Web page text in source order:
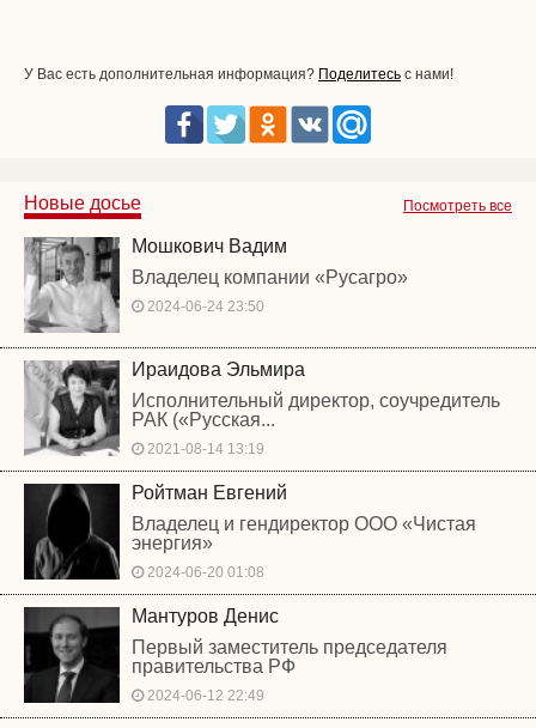
У Вас есть дополнительная информация? Поделитесь с нами!
Посмотреть все
Новые досье
Мошкович Вадим
Владелец компании «Русагро»
2024-06-24 23:50
Ираидова Эльмира
Исполнительный директор, соучредитель
РАК («Русская...
2021-08-14 13:19
Ройтман Евгений
Владелец и гендиректор ООО «Чистая
энергия»
2024-06-20 01:08
Мантуров Денис
Первый заместитель председателя
правительства РФ
2024-06-12 22:49